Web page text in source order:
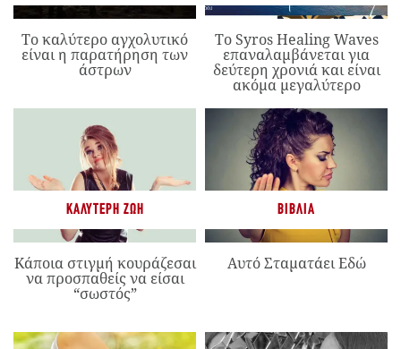
Το καλύτερο αγχολυτικό
είναι η παρατήρηση των
άστρων
Το Syros Healing Waves
επαναλαμβάνεται για
δεύτερη χρονιά και είναι
ακόμα μεγαλύτερο
ΚΑΛΎΤΕΡΗ ΖΩΉ
Κάποια στιγμή κουράζεσαι
να προσπαθείς να είσαι
“σωστός”
ΒΙΒΛΊΑ
Αυτό Σταματάει Εδώ